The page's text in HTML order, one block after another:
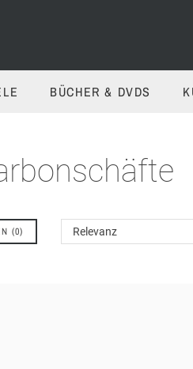
BÜCHER & DVDS
(0) Relevanz